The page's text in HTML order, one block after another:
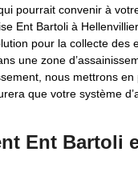
pourrait convenir à
Ent Bartoli à
pour la collecte des
une zone
nous mettrons
que votre système
Ent Bartoli